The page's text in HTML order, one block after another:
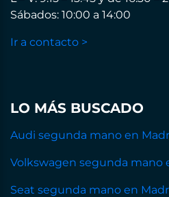
Sábados: 10:00 a 14:00
Ir a contacto >
LO MÁS BUSCADO
Audi segunda mano en
Volkswagen segunda mano
Seat segunda mano en